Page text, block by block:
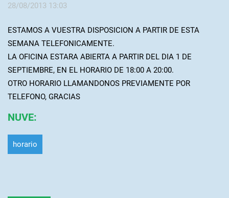
28/08/2013 13:03
ESTAMOS A VUESTRA DISPOSICION A PARTIR DE ESTA
SEMANA TELEFONICAMENTE.
LA OFICINA ESTARA ABIERTA A PARTIR DEL DIA 1 DE
SEPTIEMBRE, EN EL HORARIO DE 18:00 A 20:00.
OTRO HORARIO LLAMANDONOS PREVIAMENTE POR
TELEFONO, GRACIAS
NUVE:
horario